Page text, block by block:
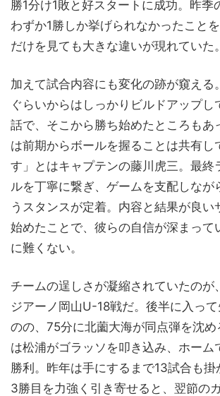
勝1分け1敗と好スタートに成功。昨季
わずか1勝しか挙げられなかったこと
だけを見ても大きな違いが現れていた。
加えて試合内容にも変化の跡が窺える
ぐらいからはしっかりビルドアップし
話で、そこから勝ち始めたところもあ
は前期からボールを握ることは共有し
す」とはキャプテンの藤川虎三。最終
ルを丁寧に繋ぎ、ゲームを支配しなが
うスタンスが定着。内容と結果が良い
始めたことで、彼らの自信が深まって
に難くない。
チームの逞しさが凝縮されていたのが
ジアーノ岡山U-18戦だ。後半に入っ
のの、75分に北薗大海が同点弾を沈
は松浦がゴラッソを叩き込み、ホーム
勝利。昨年は手にするまで13試合も掛
3勝目を力強く引き寄せると、翌節の